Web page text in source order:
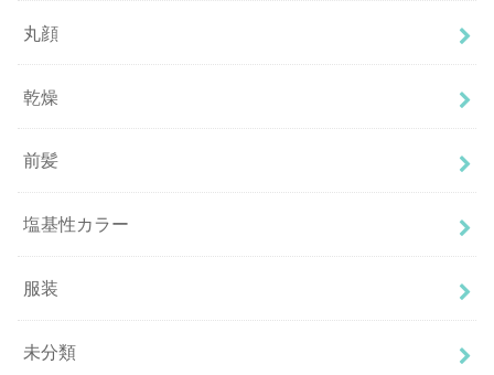
丸顔
乾燥
前髪
塩基性カラー
服装
未分類